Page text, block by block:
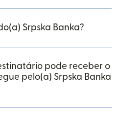
Srpska Banka?
pode receber o
pelo(a) Srpska Banka